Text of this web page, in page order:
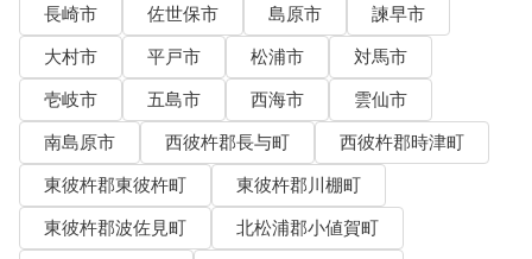
長崎市 佐世保市 島原市
諫早市
大村市
平戸市 松浦市
対馬市
壱岐市
五島市 西海市
雲仙市
南島原市
西彼杵郡長与町
西彼杵郡時津町
東彼杵郡東彼杵町
東彼杵郡川棚町
東彼杵郡波佐見町
北松浦郡小値賀町